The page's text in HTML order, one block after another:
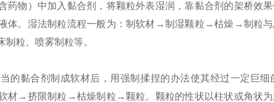
药物）中加入黏合剂，将颗粒外表湿润，靠黏合剂的架桥效
体。湿法制粒流程一般为：制软材→制湿颗粒→枯燥→制粒
粒、喷雾制粒等。
的黏合剂制成软材后，用强制揉捏的办法使其经过一定巨
→挤限制粒→枯燥制粒→颗粒。颗粒的性状以柱状或角状为